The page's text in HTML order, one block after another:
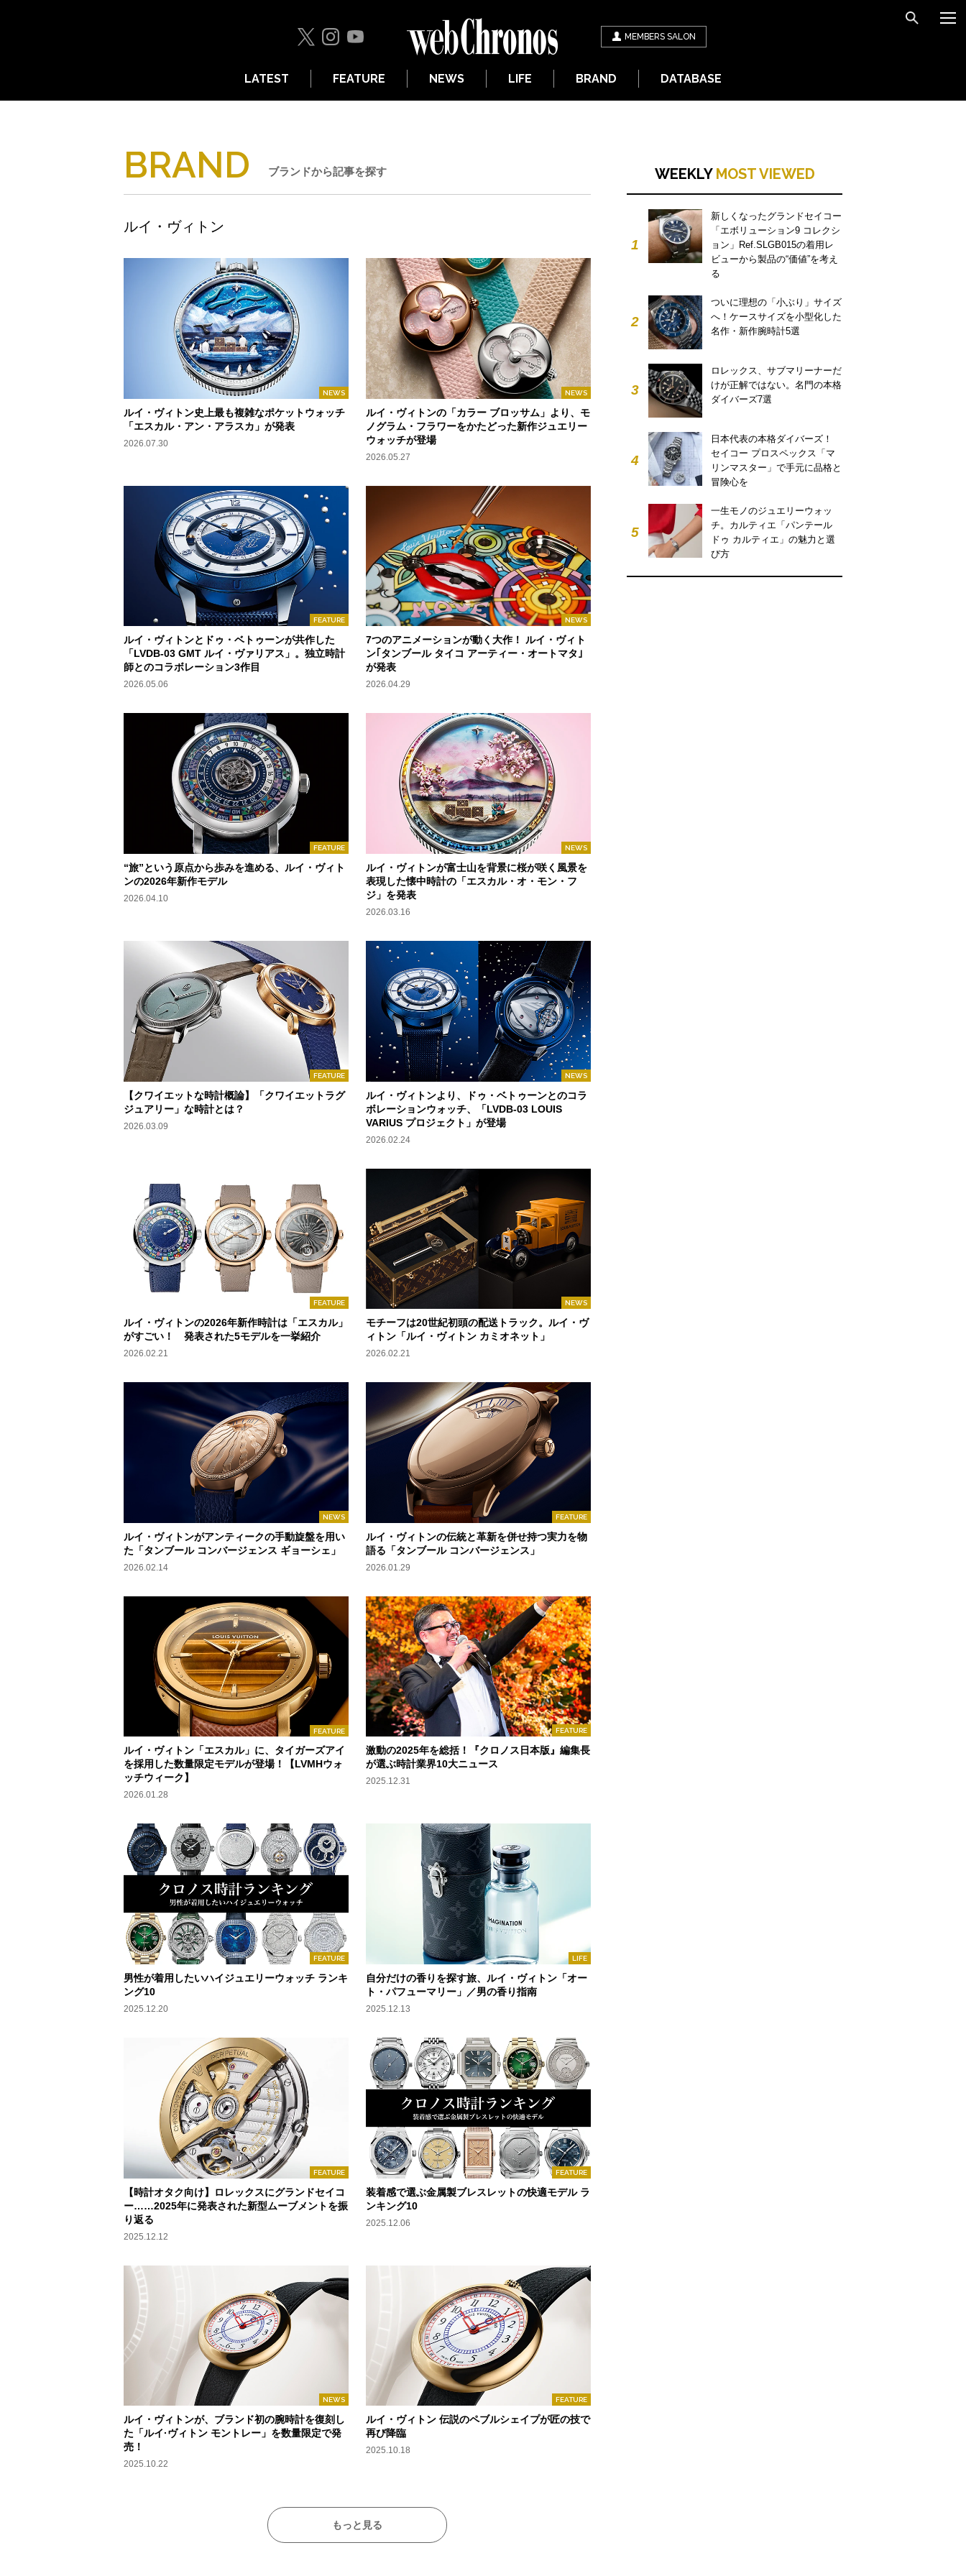
MEMBERS SALON
LATEST FEATURE NEWS LIFE BRAND DATABASE
BRAND ブランドから記事を探す
ルイ・ヴィトン
NEWS
ルイ・ヴィトン史上最も複雑なポケットウォッチ
「エスカル・アン・アラスカ」が発表
2026.07.30
NEWS
ルイ・ヴィトンの「カラー ブロッサム」より、モ
ノグラム・フラワーをかたどった新作ジュエリー
ウォッチが登場
2026.05.27
FEATURE
ルイ・ヴィトンとドゥ・ベトゥーンが共作した
「LVDB-03 GMT ルイ・ヴァリアス」。独立時計
師とのコラボレーション3作目
2026.05.06
NEWS
7つのアニメーションが動く大作！ ルイ・ヴィト
ン｢タンブール タイコ アーティー・オートマタ｣
が発表
2026.04.29
FEATURE
“旅”という原点から歩みを進める、ルイ・ヴィト
ンの2026年新作モデル
2026.04.10
NEWS
ルイ・ヴィトンが富士山を背景に桜が咲く風景を
表現した懐中時計の「エスカル・オ・モン・フ
ジ」を発表
2026.03.16
FEATURE
【クワイエットな時計概論】「クワイエットラグ
ジュアリー」な時計とは？
2026.03.09
NEWS
ルイ・ヴィトンより、ドゥ・ベトゥーンとのコラ
ボレーションウォッチ、「LVDB-03 LOUIS
VARIUS プロジェクト」が登場
2026.02.24
FEATURE
ルイ・ヴィトンの2026年新作時計は「エスカル」
がすごい！ 発表された5モデルを一挙紹介
2026.02.21
NEWS
モチーフは20世紀初頭の配送トラック。ルイ・ヴ
ィトン「ルイ・ヴィトン カミオネット」
2026.02.21
NEWS
ルイ・ヴィトンがアンティークの手動旋盤を用い
た「タンブール コンバージェンス ギョーシェ」
2026.02.14
FEATURE
ルイ・ヴィトンの伝統と革新を併せ持つ実力を物
語る「タンブール コンバージェンス」
2026.01.29
FEATURE
ルイ・ヴィトン「エスカル」に、タイガーズアイ
を採用した数量限定モデルが登場！【LVMHウォ
ッチウィーク】
2026.01.28
FEATURE
激動の2025年を総括！『クロノス日本版』編集長
が選ぶ時計業界10大ニュース
2025.12.31
FEATURE
男性が着用したいハイジュエリーウォッチ ランキ
ング10
2025.12.20
LIFE
自分だけの香りを探す旅、ルイ・ヴィトン「オー
ト・パフューマリー」／男の香り指南
2025.12.13
FEATURE
【時計オタク向け】ロレックスにグランドセイコ
ー……2025年に発表された新型ムーブメントを振
り返る
2025.12.12
FEATURE
装着感で選ぶ金属製ブレスレットの快適モデル ラ
ンキング10
2025.12.06
NEWS
ルイ・ヴィトンが、ブランド初の腕時計を復刻し
た「ルイ·ヴィトン モントレー」を数量限定で発
売！
2025.10.22
FEATURE
ルイ・ヴィトン 伝説のペブルシェイプが匠の技で
再び降臨
2025.10.18
もっと見る
WEEKLY MOST VIEWED
1
新しくなったグランドセイコー
「エボリューション9 コレクシ
ョン」Ref.SLGB015の着用レ
ビューから製品の“価値”を考え
る
2
ついに理想の「小ぶり」サイズ
へ！ケースサイズを小型化した
名作・新作腕時計5選
3
ロレックス、サブマリーナーだ
けが正解ではない。名門の本格
ダイバーズ7選
4
日本代表の本格ダイバーズ！
セイコー プロスペックス「マ
リンマスター」で手元に品格と
冒険心を
5
一生モノのジュエリーウォッ
チ。カルティエ「パンテール
ドゥ カルティエ」の魅力と選
び方